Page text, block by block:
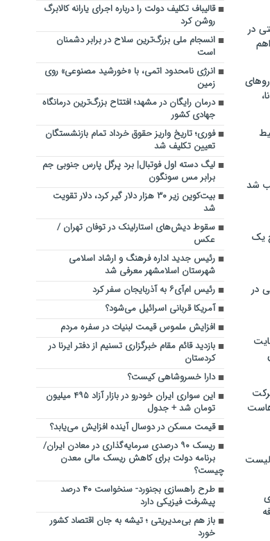
در
شد
یک
در
لیست
قالیباف تکلیف دولت را درباره اجرای یارانه کالابرگ
روشن کرد
انسجام ملی بزرگ‌ترین سلاح در برابر دشمنان
است
انرژی نامحدود اتمی، با «خورشید مصنوعی» روی
زمین
درمان رایگان در مشهد؛ افتتاح بزرگ‌ترین درمانگاه
جهادی کشور
فوری؛ تاریخ واریز حقوق خرداد تمام بازنشستگان
تعیین تکلیف شد
لیگ دسته اول فوتبال| برد پرگل پارس جنوبی جم
برابر مس سونگون
بیت‌کوین زیر ۳۰ هزار دلار گیر کرد، دلار تقویت
شد
سقوط دیش‌های استارلینک در توفان تهران /
عکس
رئیس جدید اداره فرهنگ و ارشاد اسلامی
شهرستان اسلامشهر معرفی شد
رئیس ام‌آی۶ به آذربایجان سفر کرد
آمریکا قربانی اسرائیل می‌شود؟
افزایش ملموس قیمت لبنیات در سفره مردم
بازدید قائم مقام خبرگزاری تسنیم از دفتر ایرنا در
کردستان
دارا خسروشاهی کیست؟
این سواری ایران خودرو در بازار آزاد ۴۹۵ میلیون
تومان شد + جدول
قیمت مسکن در دوسال آینده افزایش می‌یابد؟
ریسک ۹۰ درصدی سرمایه‌گذاری در معادن ایران/
برنامه دولت برای کاهش ریسک مالی معدن
چیست؟
طرح راهسازی بجنورد- سنخواست ۴۰ درصد
پیشرفت فیزیکی دارد
باز هم بی‌مدیریتی ؛ تیشه به جان اقتصاد کشور
خورد